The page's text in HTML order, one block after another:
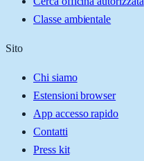
Classe ambientale
Sito
Chi siamo
Estensioni browser
App accesso rapido
Contatti
Press kit